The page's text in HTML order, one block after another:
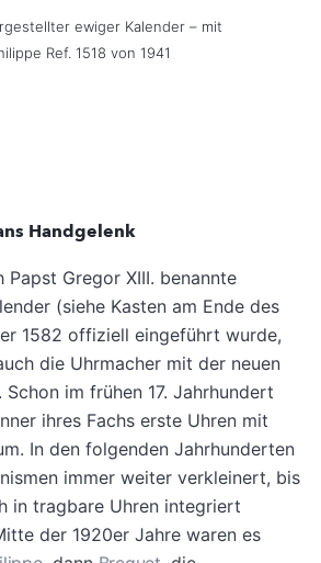
ewiger Kalender – mit
Ref. 1518 von 1941
Handgelenk
Papst Gregor XIII. benannte
(siehe Kasten am Ende des
1582 offiziell eingeführt wurde,
die Uhrmacher mit der neuen
Schon im frühen 17. Jahrhundert
ihres Fachs erste Uhren mit
In den folgenden Jahrhunderten
immer weiter verkleinert, bis
in tragbare Uhren integriert
der 1920er Jahre waren es